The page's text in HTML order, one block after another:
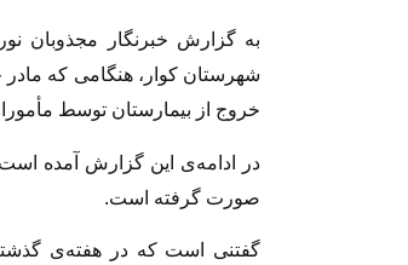
به گزارش خبرنگار مجذوبان
شهرستان کوار، هنگامی که مادر
خروج از بیمارستان توسط
در ادامه‌ی این گزارش آمده
صورت گرفته است.
گفتنی است که در هفته‌ی